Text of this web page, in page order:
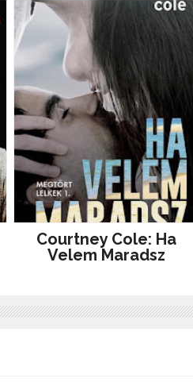
Courtney Cole: Ha
Velem Maradsz